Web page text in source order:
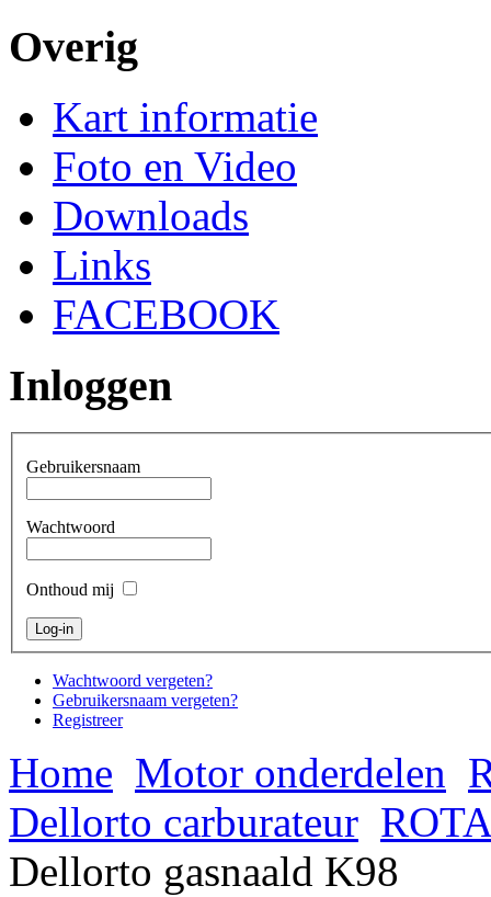
Overig
Kart informatie
Foto en Video
Downloads
Links
FACEBOOK
Inloggen
Gebruikersnaam
Wachtwoord
Onthoud mij
Wachtwoord vergeten?
Gebruikersnaam vergeten?
Registreer
Home Motor onderdelen
Dellorto carburateur
Dellorto gasnaald K98